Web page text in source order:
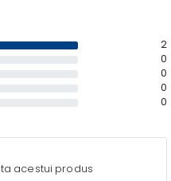
2
0
0
0
0
acestui produs